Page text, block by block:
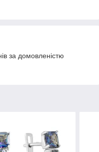
за домовленістю